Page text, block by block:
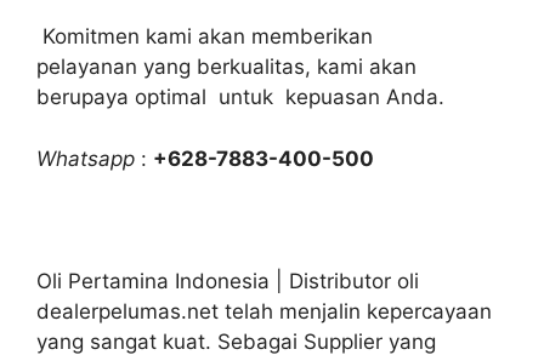
Komitmen kami akan memberikan
pelayanan yang berkualitas, kami akan
berupaya optimal untuk kepuasan Anda.
Whatsapp : +628-7883-400-500
Oli Pertamina Indonesia | Distributor oli
dealerpelumas.net telah menjalin kepercayaan
yang sangat kuat. Sebagai Supplier yang